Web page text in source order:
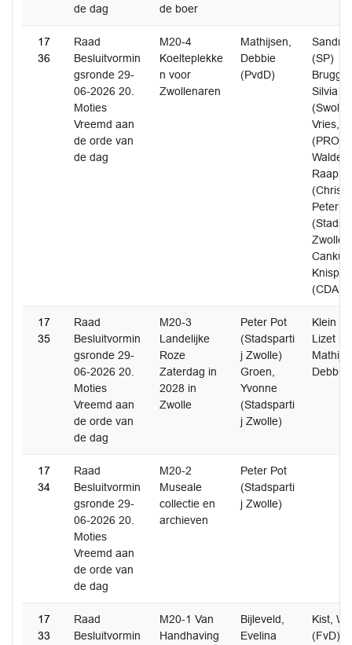
de dag
de boer
17
36
Raad
Besluitvormin
gsronde 29-
06-2026 20.
Moties
Vreemd aan
de orde van
de dag
M20-4
Koelteplekke
n voor
Zwollenaren
Mathijsen,
Debbie
(PvdD)
Sandra
(SP)
Silvia
Vries,
(PRO)
Raap,
Peter
Zwolle)
Cankut
Knispel
(CDA)
17
35
Raad
Besluitvormin
gsronde 29-
06-2026 20.
Moties
Vreemd aan
de orde van
de dag
M20-3
Landelijke
Roze
Zaterdag in
2028 in
Zwolle
Peter Pot
(Stadsparti
j Zwolle)
Groen,
Yvonne
(Stadsparti
j Zwolle)
Klein
Lizet
Debbie
17
34
Raad
Besluitvormin
gsronde 29-
06-2026 20.
Moties
Vreemd aan
de orde van
de dag
M20-2
Museale
collectie en
archieven
Peter Pot
(Stadsparti
j Zwolle)
17
33
Raad
Besluitvormin
M20-1 Van
Handhaving
Bijleveld,
Evelina
Kist,
(FvD)